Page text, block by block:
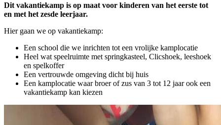
Dit vakantiekamp is op maat voor kinderen van het eerste tot
en met het zesde leerjaar.
Hier gaan we op vakantiekamp:
Een school die we inrichten tot een vrolijke kamplocatie
Heel wat speelruimte met springkasteel, Clicshoek, leeshoek
en spelkoffer
Een vertrouwde omgeving dicht bij huis
Een kamplocatie waar broer of zus van 3 tot 12 jaar ook een
vakantiekamp kan kiezen